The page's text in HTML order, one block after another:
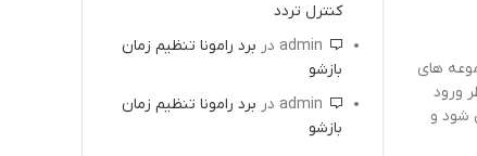
های
ورود
شود و
کنترل تردد
admin در برد رامونا تنظیم زمان
بازشو
admin در برد رامونا تنظیم زمان
بازشو